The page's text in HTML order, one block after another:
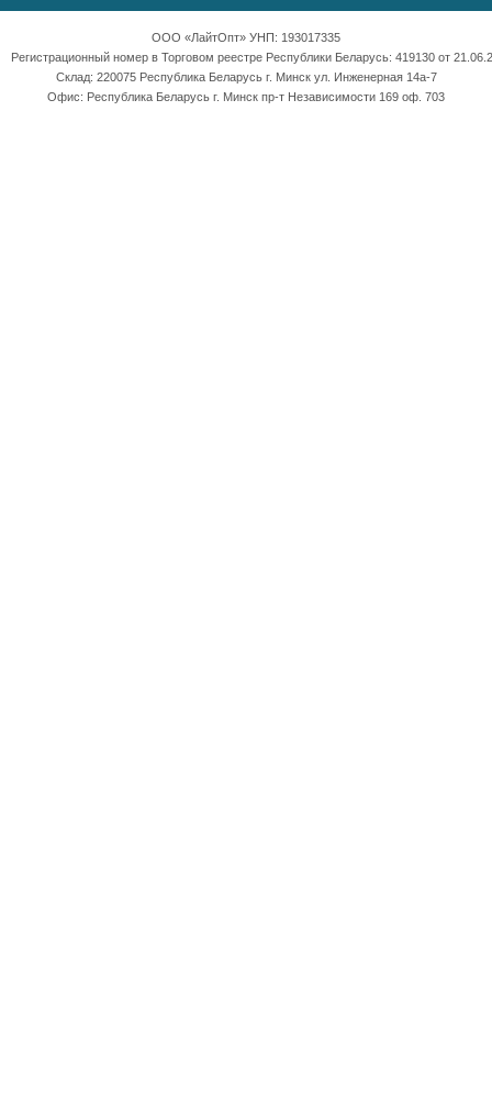
ООО «ЛайтОпт» УНП: 193017335
Регистрационный номер в Торговом реестре Республики Беларусь: 419130 от
Склад: 220075 Республика Беларусь г. Минск ул. Инженерная 14а-7
Офис: Республика Беларусь г. Минск пр-т Независимости 169 оф. 703